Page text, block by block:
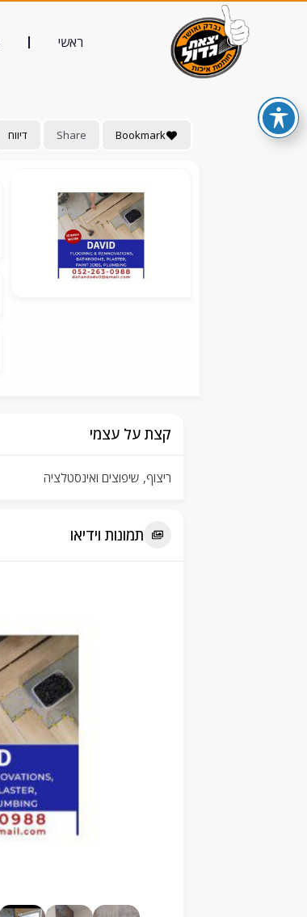
ראשי
Bookmark
Share דיווח
קצת על עצמי
ריצוף, שיפוצים ואינסטלציה
תמונות וידיאו